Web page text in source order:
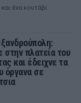
ένα κουτάβι
στην πλατεία του
και έδειχνε τα
όργανα σε